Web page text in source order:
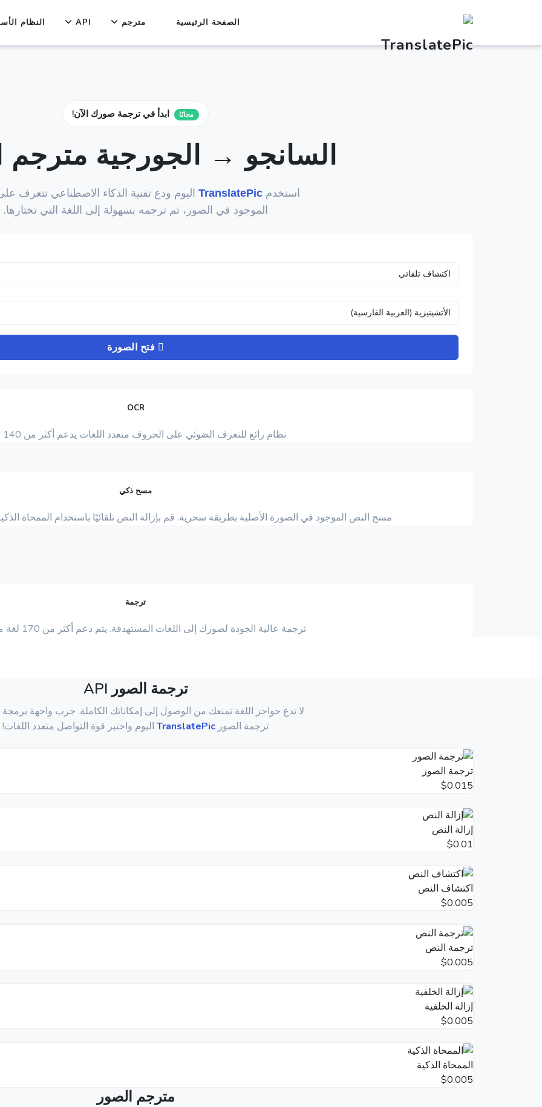
الصفحة الرئيسية مترجم API النظام
مجانًا ابدأ في ترجمة صورك الآن!
السانجو → الجورجية مترجم
استخدم TranslatePic اليوم ودع تقنية الذكاء الاصطناعي تتعرف
الموجود في الصور، ثم ترجمه بسهولة إلى اللغة التي تختارها.
فتح الصورة
OCR
نظام رائع للتعرف الضوئي على الحروف متعدد اللغات يدعم أكثر من 140 لغة.
مسح ذكي
مسح النص الموجود في الصورة الأصلية بطريقة سحرية. قم بإزالة النص تلقائيًا باستخدام الممحاة
ترجمة
ترجمة عالية الجودة لصورك إلى اللغات المستهدفة. يتم دعم أكثر من 170 لغة مستهدفة.
ترجمة الصور API
لا تدع حواجز اللغة تمنعك من الوصول إلى إمكاناتك الكاملة. جرب واجهة
ترجمة الصور TranslatePic اليوم واختبر قوة التواصل متعدد اللغات!
ترجمة الصور
$0.015
إزالة النص
$0.01
اكتشاف النص
$0.005
ترجمة النص
$0.005
إزالة الخلفية
$0.005
الممحاة الذكية
$0.005
مترجم الصور